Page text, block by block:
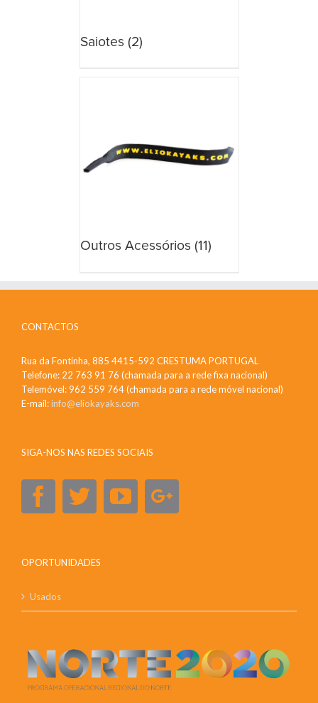
Saiotes (2)
Outros Acessórios (11)
CONTACTOS
Rua da Fontinha, 885 4415-592 CRESTUMA PORTUGAL
Telefone: 22 763 91 76 (chamada para a rede fixa nacional)
Telemóvel: 962 559 764 (chamada para a rede móvel nacional)
E-mail:info@eliokayaks.com
SIGA-NOS NAS REDES SOCIAIS
OPORTUNIDADES
Usados